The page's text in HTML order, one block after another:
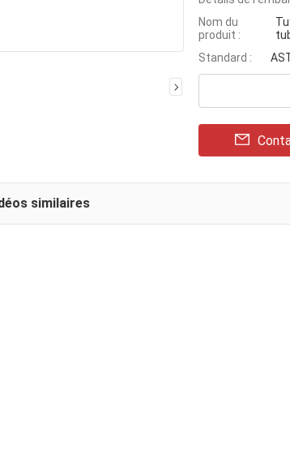
Nom du
produit :
Standard :
similaires